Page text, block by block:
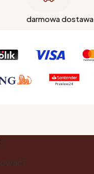
darmowa dostawa